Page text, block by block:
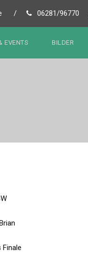
/ 06281/96770
EVENTS BILDER